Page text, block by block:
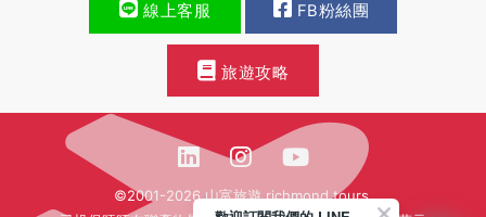
線上客服 FB粉絲團
旅遊攻略
©2001-2026 山富旅遊 richmond tours.